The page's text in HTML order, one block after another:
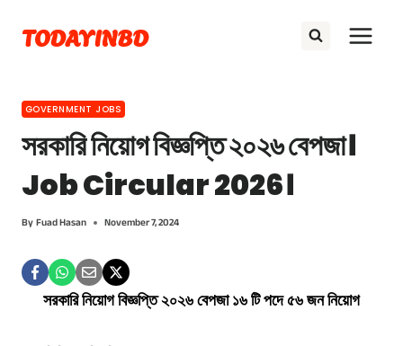
content
TODAYINBD
GOVERNMENT JOBS
সরকারি নিয়োগ বিজ্ঞপ্তি ২০২৬ বেপজা।
Job Circular 2026।
ByFuad Hasan November 7, 2024
সরকারি নিয়োগ বিজ্ঞপ্তি ২০২৬ বেপজা ১৬ টি পদে ৫৬ জন নিয়োগ